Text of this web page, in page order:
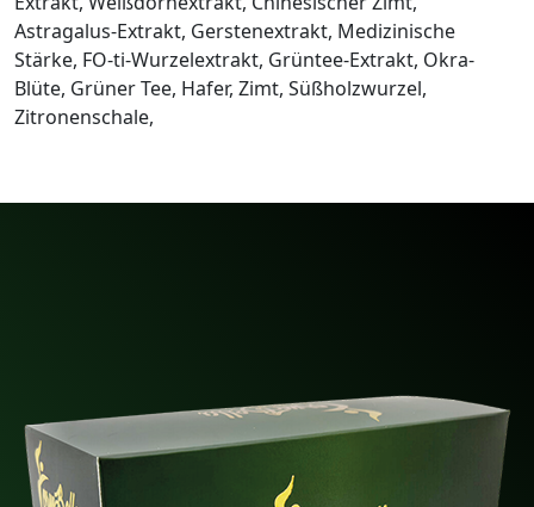
Astragalus-Extrakt, Gerstenextrakt, Medizinische
Stärke, FO-ti-Wurzelextrakt, Grüntee-Extrakt, Okra-
Blüte, Grüner Tee, Hafer, Zimt, Süßholzwurzel,
Zitronenschale,